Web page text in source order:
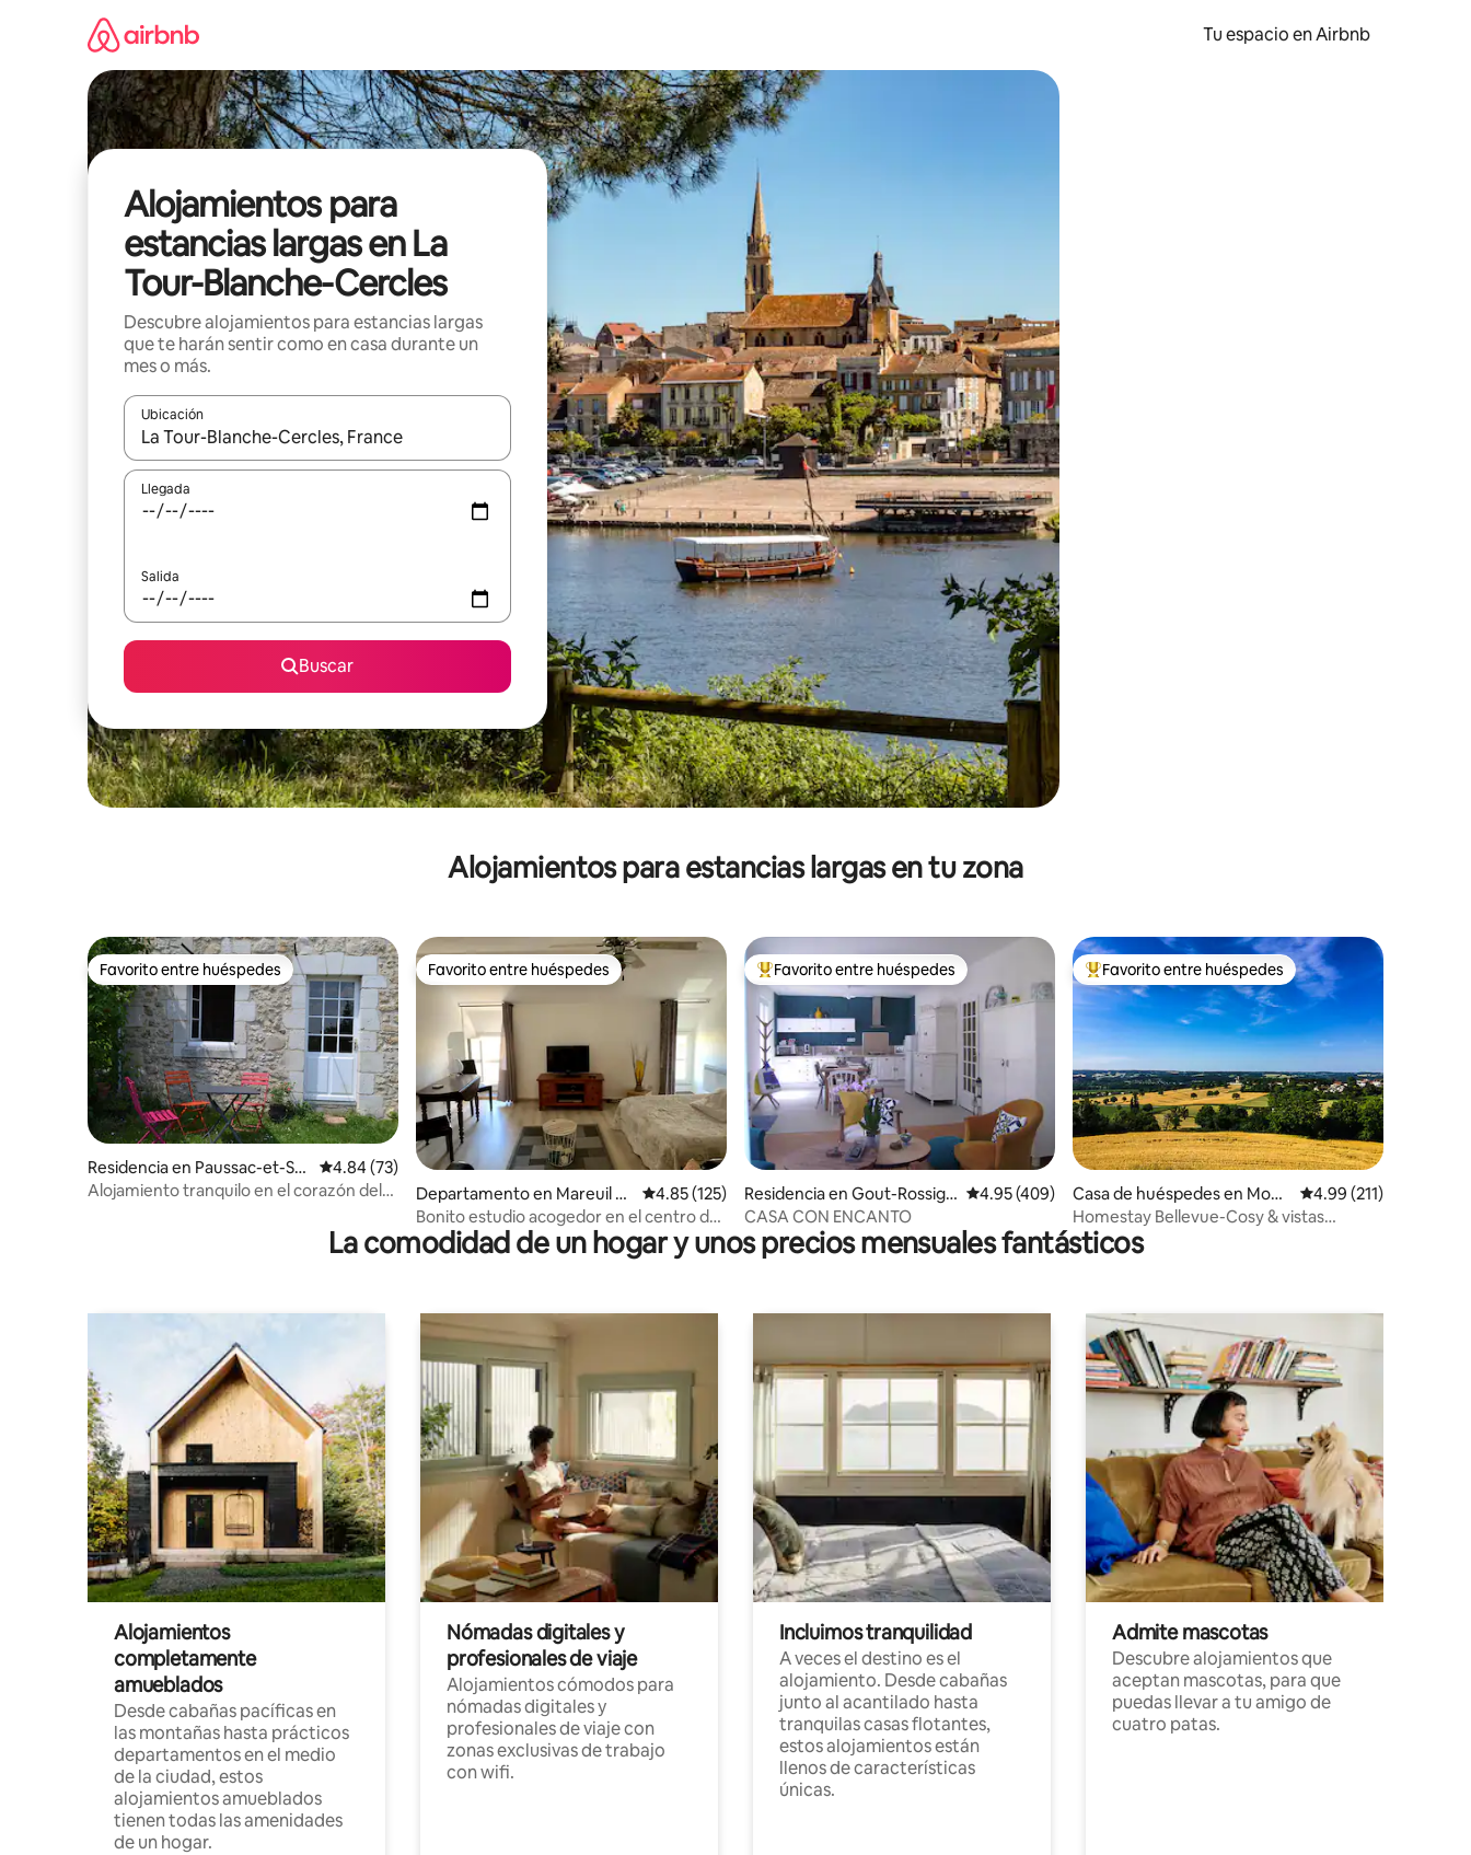
Tu espacio en Airbnb
Alojamientos para
estancias largas en La
Tour-Blanche-Cercles
Descubre alojamientos para estancias largas
que te harán sentir como en casa durante un
mes o más.
Ubicación
Cuando los resultados estén disponibles, podrás navegar usando las teclas de las flechas hacia arriba y hacia abajo, o bien tocando y deslizando la pantalla.
Llegada
Salida
Buscar
Alojamientos para estancias largas en tu zona
Favorito entre huéspedes
Favorito entre huéspedes
Residencia en Paussac-et-Sai
nt-Vivien
Calificación promedio: 4.84 de 5; 73 evaluaciones
4.84 (73)
Alojamiento tranquilo en el corazón del
Favorito entre huéspedes
Favorito entre huéspedes
Departamento en Mareuil e
n Périgord
Calificación promedio: 4.85 de 5; 125 evaluaciones
4.85 (125)
Bonito estudio acogedor en el centro de
un pequeño pueblo
De los mejores en Favorito entre huéspedes
Favorito entre huéspedes
Residencia en Gout-Rossign
ol
Calificación promedio: 4.95 de 5; 409 evaluaciones
4.95 (409)
CASA CON ENCANTO
De los mejores en Favorito entre huéspedes
Favorito entre huéspedes
Casa de huéspedes en Mont
agrier
Calificación promedio:
4.99 (211)
Homestay Bellevue-Cosy & vistas
impresionantes 2 personas
La comodidad de un hogar y unos precios mensuales fantásticos
Alojamientos
completamente
amueblados
Desde cabañas pacíficas en
las montañas hasta prácticos
departamentos en el medio
de la ciudad, estos
alojamientos amueblados
tienen todas las amenidades
de un hogar.
Nómadas digitales y
profesionales de viaje
Alojamientos cómodos para
nómadas digitales y
profesionales de viaje con
zonas exclusivas de trabajo
con wifi.
Incluimos tranquilidad
A veces el destino es el
alojamiento. Desde cabañas
junto al acantilado hasta
tranquilas casas flotantes,
estos alojamientos están
llenos de características
únicas.
Admite mascotas
Descubre alojamientos que
aceptan mascotas, para que
puedas llevar a tu amigo de
cuatro patas.